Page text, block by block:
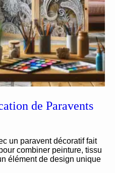
de Paravents
un paravent décoratif fait
combiner peinture, tissu
élément de design unique